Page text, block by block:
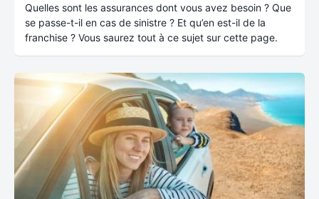
Quelles sont les assurances dont vous avez besoin ? Que
se passe-t-il en cas de sinistre ? Et qu’en est-il de la
franchise ? Vous saurez tout à ce sujet sur cette page.